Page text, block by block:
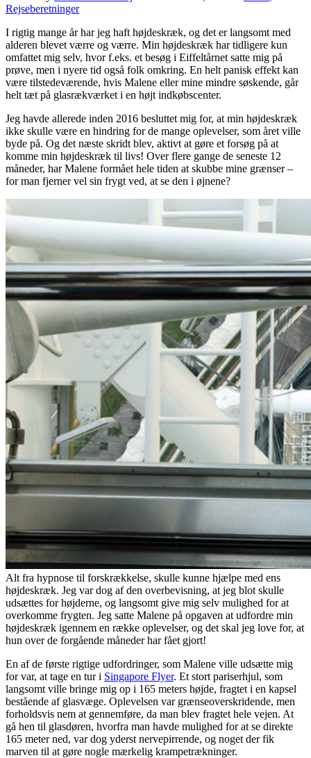
Rejseberetninger
I rigtig mange år har jeg haft højdeskræk, og det er langsomt med
alderen blevet værre og værre. Min højdeskræk har tidligere kun
omfattet mig selv, hvor f.eks. et besøg i Eiffeltårnet satte mig på
prøve, men i nyere tid også folk omkring. En helt panisk effekt kan
være tilstedeværende, hvis Malene eller mine mindre søskende, går
helt tæt på glasrækværket i en højt indkøbscenter.
Jeg havde allerede inden 2016 besluttet mig for, at min højdeskræk
ikke skulle være en hindring for de mange oplevelser, som året ville
byde på. Og det næste skridt blev, aktivt at gøre et forsøg på at
komme min højdeskræk til livs! Over flere gange de seneste 12
måneder, har Malene formået hele tiden at skubbe mine grænser –
for man fjerner vel sin frygt ved, at se den i øjnene?
Alt fra hypnose til forskrækkelse, skulle kunne hjælpe med ens
højdeskræk. Jeg var dog af den overbevisning, at jeg blot skulle
udsættes for højderne, og langsomt give mig selv mulighed for at
overkomme frygten. Jeg satte Malene på opgaven at udfordre min
højdeskræk igennem en række oplevelser, og det skal jeg love for, at
hun over de forgående måneder har fået gjort!
En af de første rigtige udfordringer, som Malene ville udsætte mig
for var, at tage en tur i Singapore Flyer. Et stort pariserhjul, som
langsomt ville bringe mig op i 165 meters højde, fragtet i en kapsel
bestående af glasvæge. Oplevelsen var grænseoverskridende, men
forholdsvis nem at gennemføre, da man blev fragtet hele vejen. At
gå hen til glasdøren, hvorfra man havde mulighed for at se direkte
165 meter ned, var dog yderst nervepirrende, og noget der fik
marven til at gøre nogle mærkelig krampetrækninger.